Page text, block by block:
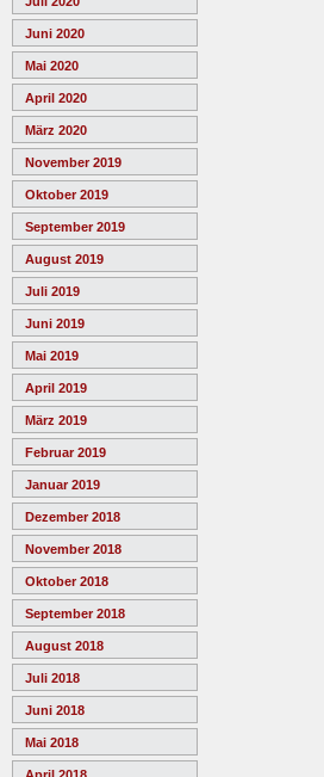
Juni 2020
Mai 2020
April 2020
März 2020
November 2019
Oktober 2019
September 2019
August 2019
Juli 2019
Juni 2019
Mai 2019
April 2019
März 2019
Februar 2019
Januar 2019
Dezember 2018
November 2018
Oktober 2018
September 2018
August 2018
Juli 2018
Juni 2018
Mai 2018